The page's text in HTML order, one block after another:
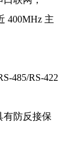
400MHz 主
485/RS-422
防反接保